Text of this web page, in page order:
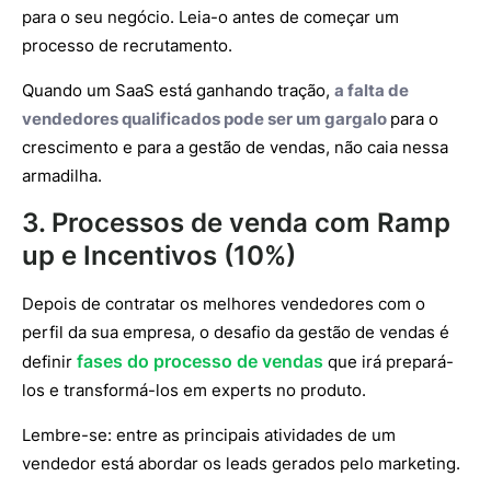
para o seu negócio. Leia-o antes de começar um
processo de recrutamento.
Quando um SaaS está ganhando tração, a falta de
vendedores qualificados pode ser um gargalo para o
crescimento e para a gestão de vendas, não caia nessa
armadilha.
3. Processos de venda com Ramp
up e Incentivos (10%)
Depois de contratar os melhores vendedores com o
perfil da sua empresa, o desafio da gestão de vendas é
definir fases do processo de vendas que irá prepará-
los e transformá-los em experts no produto.
Lembre-se: entre as principais atividades de um
vendedor está abordar os leads gerados pelo marketing.